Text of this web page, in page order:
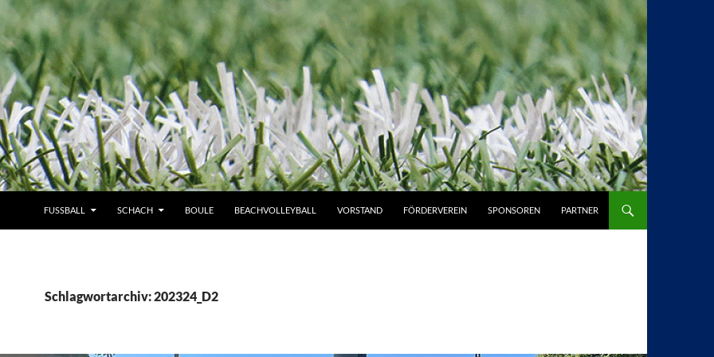
FUSSBALL SCHACH BOULE BEACHVOLLEYBALL VORSTAND FÖRDERVEREIN SPONSOREN PARTNER
Schlagwortarchiv: 202324_D2